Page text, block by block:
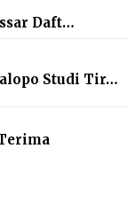
Daft…
Studi Tir…